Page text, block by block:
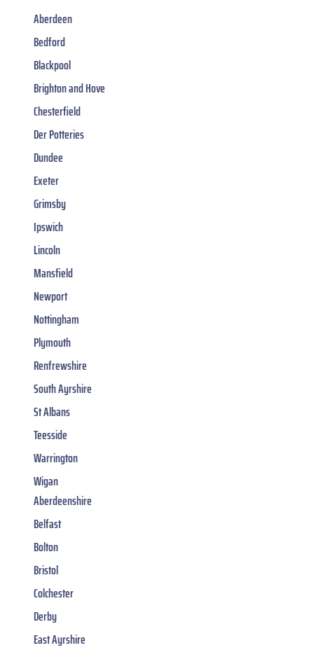
Aberdeen
Bedford
Blackpool
Brighton and Hove
Chesterfield
Der Potteries
Dundee
Exeter
Grimsby
Ipswich
Lincoln
Mansfield
Newport
Nottingham
Plymouth
Renfrewshire
South Ayrshire
St Albans
Teesside
Warrington
Wigan
Aberdeenshire
Belfast
Bolton
Bristol
Colchester
Derby
East Ayrshire